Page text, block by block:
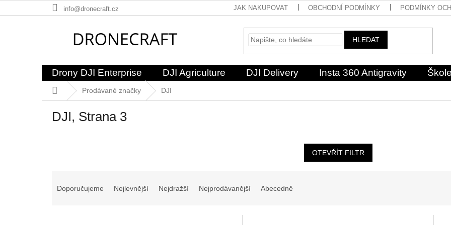
na
info@dronecraft.cz JAK NAKUPOVAT OBCHODNÍ PODMÍNKY PODMÍNKY
HLEDAT
Drony DJI Enterprise DJI Agriculture DJI Delivery Insta 360 Antigravity
Domů Prodávané značky DJI
DJI, Strana 3
OTEVŘÍT FILTR
Doporučujeme Nejlevnější Nejdražší Nejprodávanější Abecedně